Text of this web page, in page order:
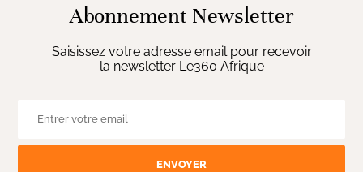
Abonnement Newsletter
Saisissez votre adresse email pour recevoir
la newsletter Le360 Afrique
ENVOYER